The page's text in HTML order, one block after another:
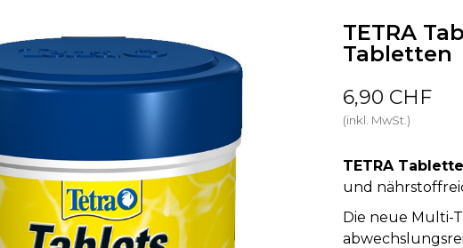
TETRA
Tabletten
6,90 CHF
(inkl. MwSt.)
TETRA
und
Die neue Multi-